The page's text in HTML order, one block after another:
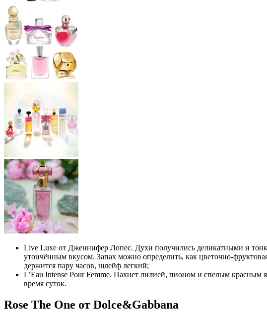
Live Luxe от Дженнифер Лопес. Духи получились деликатными и
утончённым вкусом. Запах можно определить, как цветочно-
держится пару часов, шлейф легкий;
L’Eau Intense Pour Femme. Пахнет лилией, пионом и спелым
время суток.
Rose The One от Dolce&Gabbana